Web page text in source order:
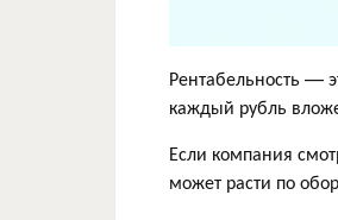
Рентабельность —
каждый рубль
Если компания
может расти по